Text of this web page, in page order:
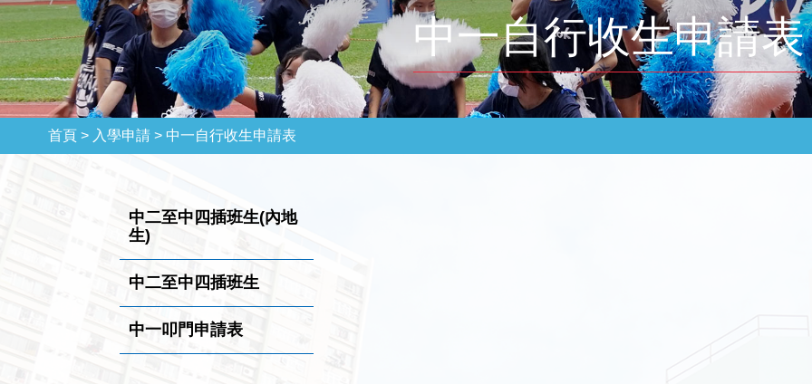
中一自行收生申請表
首頁 > 入學申請 > 中一自行收生申請表
中二至中四插班生(內地
生)
中二至中四插班生
中一叩門申請表